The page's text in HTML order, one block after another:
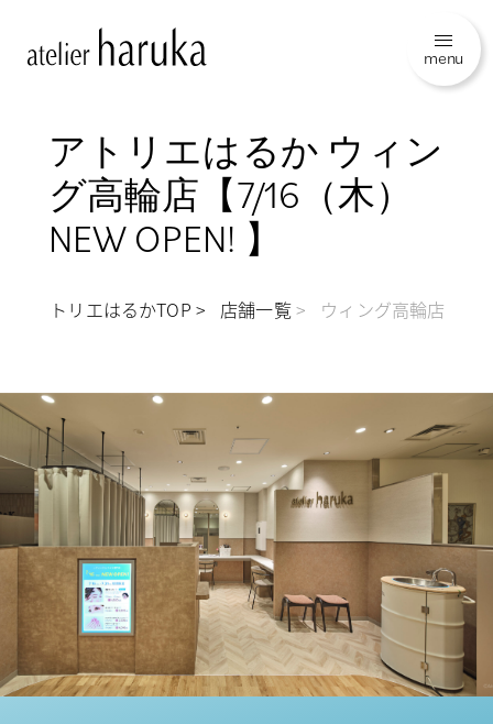
menu
アトリエはるか ウィン
グ高輪店【7/16（木）
NEW OPEN! 】
アトリエはるかTOP 店舗一覧 ウィング高輪店